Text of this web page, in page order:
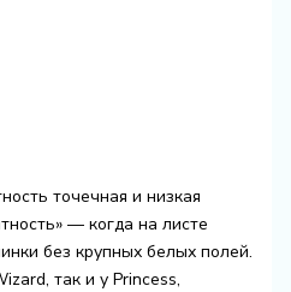
точечная и низкая
— когда на листе
без крупных белых полей.
так и у Princess,